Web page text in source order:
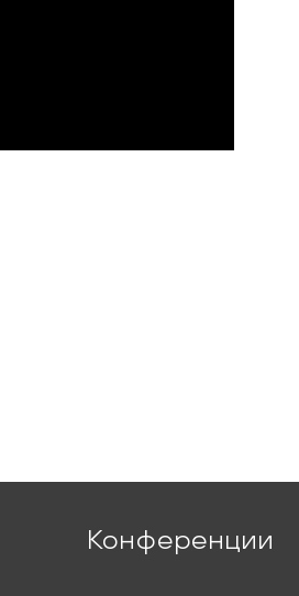
Конференции